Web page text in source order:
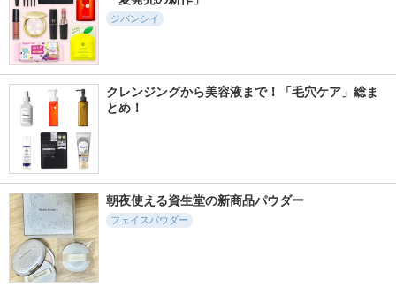
ジバンシイ
クレンジングから美容液まで！「毛穴ケア」総ま
とめ！
朝夜使える資生堂の新商品パウダー
フェイスパウダー